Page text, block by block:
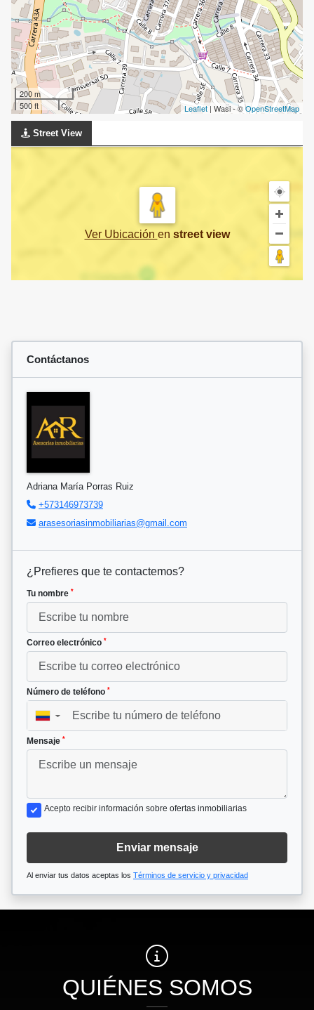
200 m
500 ft
Leaflet | Wasi - ©OpenStreetMap
Street View
Ver Ubicación en street view
Contáctanos
Adriana María Porras Ruiz
+573146973739
arasesoriasinmobiliarias@gmail.com
¿Prefieres que te contactemos?
Tu nombre *
Correo electrónico *
Número de teléfono *
▼
Mensaje *
Acepto recibir información sobre ofertas inmobiliarias
Enviar mensaje
Al enviar tus datos aceptas los Términos de servicio y privacidad
QUIÉNES SOMOS